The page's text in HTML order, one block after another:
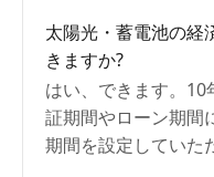
らに蓄電池が大きい
若干大きいケースが
ースがほとんどです
太陽光・蓄電池の経
きますか?
はい、できます。
証期間やローン期間
期間を設定していた